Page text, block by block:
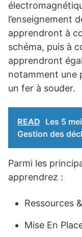
l’enseignement
apprendront à
schéma, puis à
apprendront
notamment une
un fer à souder.
READ Les 5
Gestion des
Parmi les
apprendrez :
Ressources
Mise En